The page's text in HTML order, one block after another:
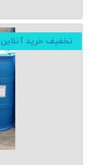
تخفیف خرید آنلاین